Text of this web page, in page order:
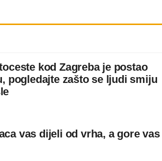
kod Zagreba je postao
pogledajte zašto se ljudi smiju
vas dijeli od vrha, a gore vas